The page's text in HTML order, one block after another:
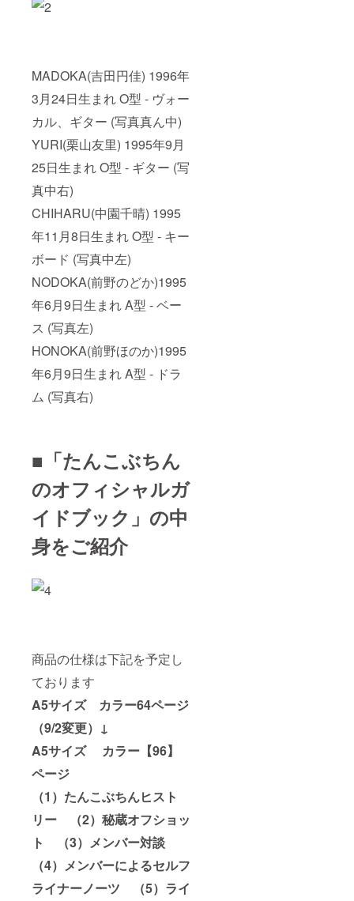
MADOKA(吉田円佳) 1996年
3月24日生まれ O型 - ヴォー
カル、ギター (写真真ん中)
YURI(栗山友里) 1995年9月
25日生まれ O型 - ギター (写
真中右)
CHIHARU(中園千晴) 1995
年11月8日生まれ O型 - キー
ボード (写真中左)
NODOKA(前野のどか)1995
年6月9日生まれ A型 - ベー
ス (写真左)
HONOKA(前野ほのか)1995
年6月9日生まれ A型 - ドラ
ム (写真右)
■「たんこぶちん
のオフィシャルガ
イドブック」の中
身をご紹介
商品の仕様は下記を予定し
ております
A5サイズ カラー64ページ
（9/2変更）↓
A5サイズ カラー【96】
ページ
（1）たんこぶちんヒスト
リー （2）秘蔵オフショッ
ト （3）メンバー対談
（4）メンバーによるセルフ
ライナーノーツ （5）ライ